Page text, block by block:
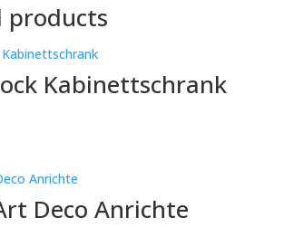
products
Kabinettschrank
Deco Anrichte